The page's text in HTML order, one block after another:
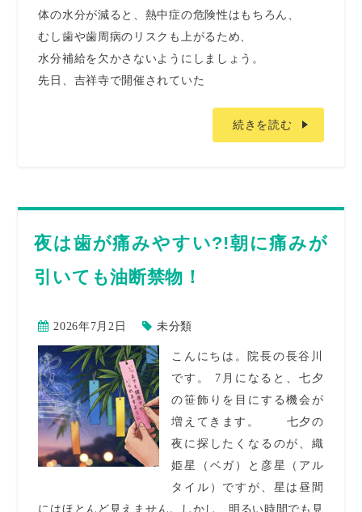
体の水分が減ると、熱中症の危険性はもちろん、
むし歯や歯周病のリスクも上がるため、
水分補給を欠かさないようにしましょう。
先日、吉祥寺で開催されていた
続きを読む
夜は歯が痛みやすい?!朝に痛みが
引いても油断禁物！
2026年7月2日 未分類
こんにちは。院長の長谷川
です。 7月になると、七夕
の笹飾りを目にする機会が
増えてきます。 七夕の
夜に探したくなるのが、織
姫星（ベガ）と彦星（アル
タイル）ですが、星は昼間
にはほとんど見えません。しかし、明るい時間でも見